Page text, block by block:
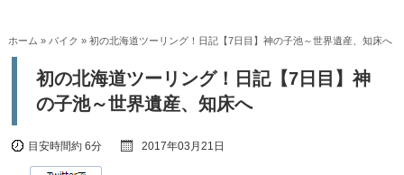
ホーム » バイク » 初の北海道ツーリング！日記【7日目】神の子池～世界遺産、知床へ
初の北海道ツーリング！日記【7日目】神
の子池～世界遺産、知床へ
目安時間約 6分 2017年03月21日